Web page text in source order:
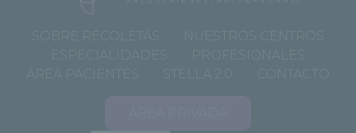
SOBRE RECOLETAS
NUESTROS CENTROS
ESPECIALIDADES
PROFESIONALES
ÁREA PACIENTES
STELLA 2.0 CONTACTO